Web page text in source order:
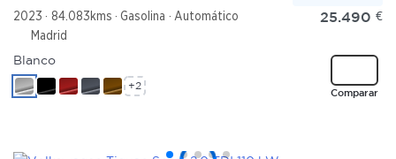
2023 84.083kms Gasolina
Automático
Madrid
25.490 €
Comparar
Blanco
+2